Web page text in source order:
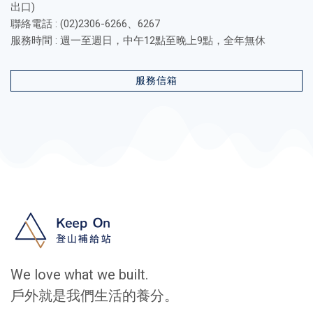
出口)
聯絡電話 : (02)2306-6266、6267
服務時間 : 週一至週日，中午12點至晚上9點，全年無休
服務信箱
We love what we built.
戶外就是我們生活的養分。